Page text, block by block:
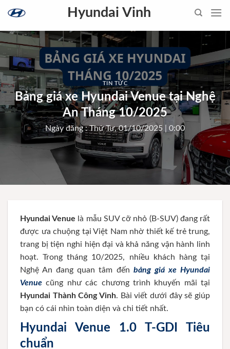
content
Hyundai Vinh
TIN TỨC
Bảng giá xe Hyundai Venue tại Nghệ
An Tháng 10/2025
Ngày đăng : Thứ Tư, 01/10/2025 | 0:00
Hyundai Venue là mẫu SUV cỡ nhỏ (B-SUV) đang rất
được ưa chuộng tại Việt Nam nhờ thiết kế trẻ trung,
trang bị tiện nghi hiện đại và khả năng vận hành linh
hoạt. Trong tháng 10/2025, nhiều khách hàng tại
Nghệ An đang quan tâm đến bảng giá xe Hyundai
Venue cũng như các chương trình khuyến mãi tại
Hyundai Thành Công Vinh. Bài viết dưới đây sẽ giúp
bạn có cái nhìn toàn diện và chi tiết nhất.
Hyundai Venue 1.0 T-GDI Tiêu
chuẩn